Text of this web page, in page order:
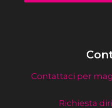
Contattaci per
Richiesta